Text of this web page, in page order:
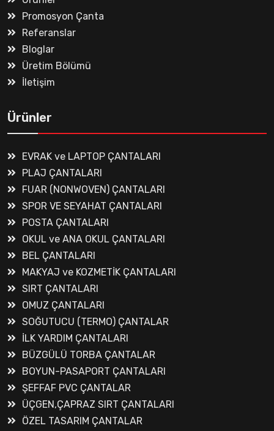
Promosyon Çanta
Referanslar
Bloglar
Üretim Bölümü
İletişim
Ürünler
EVRAK ve LAPTOP ÇANTALARI
PLAJ ÇANTALARI
FUAR (NONWOVEN) ÇANTALARI
SPOR VE SEYAHAT ÇANTALARI
POSTA ÇANTALARI
OKUL ve ANA OKUL ÇANTALARI
BEL ÇANTALARI
MAKYAJ ve KOZMETİK ÇANTALARI
SIRT ÇANTALARI
OMUZ ÇANTALARI
SOĞUTUCU (TERMO) ÇANTALAR
İLK YARDIM ÇANTALARI
BÜZGÜLÜ TORBA ÇANTALAR
BOYUN-PASAPORT ÇANTALARI
ŞEFFAF PVC ÇANTALAR
ÜÇGEN,ÇAPRAZ SIRT ÇANTALARI
ÖZEL TASARIM ÇANTALAR